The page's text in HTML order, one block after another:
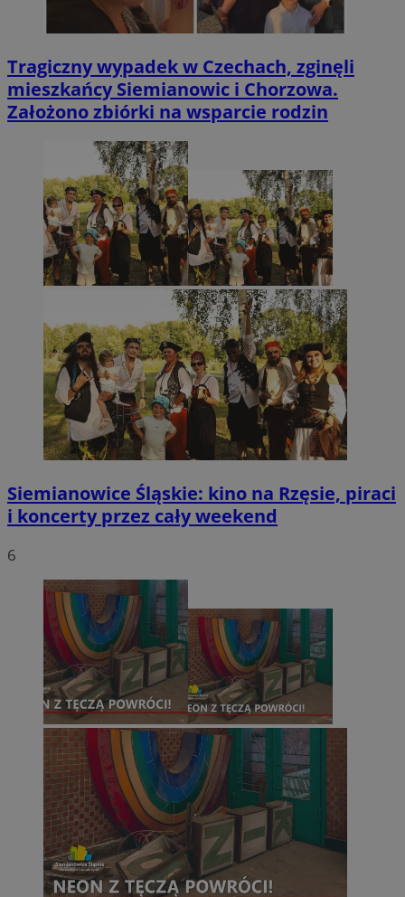
Tragiczny wypadek w Czechach, zginęli
mieszkańcy Siemianowic i Chorzowa.
Założono zbiórki na wsparcie rodzin
Siemianowice Śląskie: kino na Rzęsie, piraci
i koncerty przez cały weekend
6